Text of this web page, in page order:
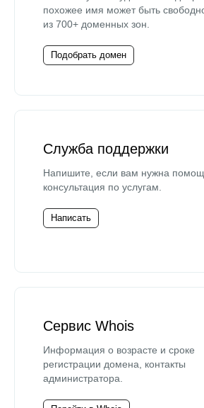
похожее имя может быть
из 700+ доменных зон.
Подобрать домен
Служба поддержки
Напишите, если вам нужна
консультация по услугам.
Написать
Сервис Whois
Информация о возрасте и сроке
регистрации домена, контакты
администратора.